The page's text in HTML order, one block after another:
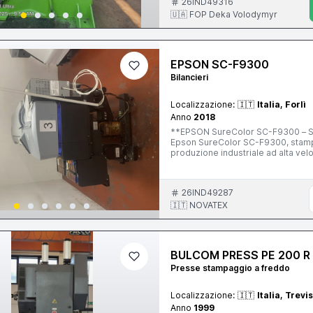
🇺🇦 FOP Deka Volodymyr
EPSON SC-F9300
Bilancieri
Localizzazione: 🇮🇹 Italia, Forlì
Anno 2018
**EPSON SureColor SC-F9300 –
Epson SureColor SC-F9300,
produzione industriale ad alta
UltraChrome DS, che
resistenza nel tempo. **Caratteristiche principali:** * Larghezza di stampa: 64" (162,5 cm) *
Tecnologia di stampa Epson
inchiostri Epson UltraChrome
supporti e produzione
settore della stampa tessile
produttiva con una soluzione industriale affidabile
26IND49287
🇮🇹 NOVATEX
BULCOM PRESS PE 200 R
Presse stampaggio a freddo
Localizzazione: 🇮🇹 Italia,
Anno 1999